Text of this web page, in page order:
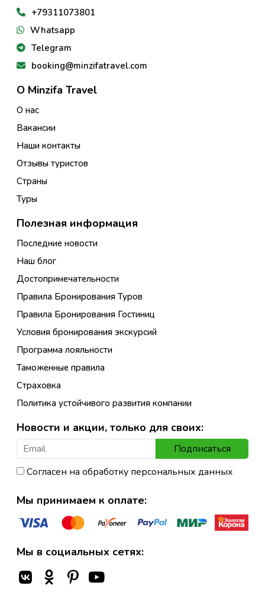
+79311073801
Whatsapp
Telegram
booking@minzifatravel.com
О Minzifa Travel
О нас
Вакансии
Наши контакты
Отзывы туристов
Страны
Туры
Полезная информация
Последние новости
Наш блог
Достопримечательности
Правила Бронирования Туров
Правила Бронирования Гостиниц
Условия бронирования экскурсий
Программа лояльности
Таможенные правила
Страховка
Политика устойчивого развития компании
Новости и акции, только для своих:
Подписаться
Согласен на обработку персональных данных
Мы принимаем к оплате:
Мы в социальных сетях: